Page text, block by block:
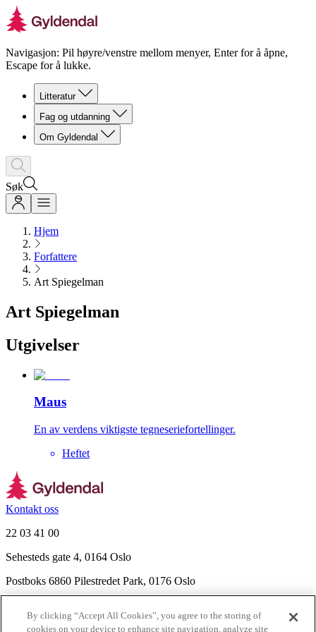
Navigasjon: Pil høyre/venstre mellom menyer, Enter for å åpne,
Escape for å lukke.
Litteratur
Fag og utdanning
Om Gyldendal
Søk
Hjem
Forfattere
Art Spiegelman
Art Spiegelman
Utgivelser
Maus
En av verdens viktigste tegneseriefortellinger.
Heftet
Kontakt oss
22 03 41 00
Sehesteds gate 4, 0164 Oslo
Postboks 6860 Pilestredet Park, 0176 Oslo
Nyhetsbrev
By clicking “Accept All Cookies”, you agree to the storing of
cookies on your device to enhance site navigation, analyze site